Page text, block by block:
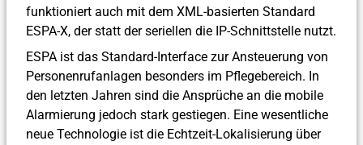
funktioniert auch mit dem XML-basierten Standard
ESPA-X, der statt der seriellen die IP-Schnittstelle nutzt.
ESPA ist das Standard-Interface zur Ansteuerung von
Personenrufanlagen besonders im Pflegebereich. In
den letzten Jahren sind die Ansprüche an die mobile
Alarmierung jedoch stark gestiegen. Eine wesentliche
neue Technologie ist die Echtzeit-Lokalisierung über